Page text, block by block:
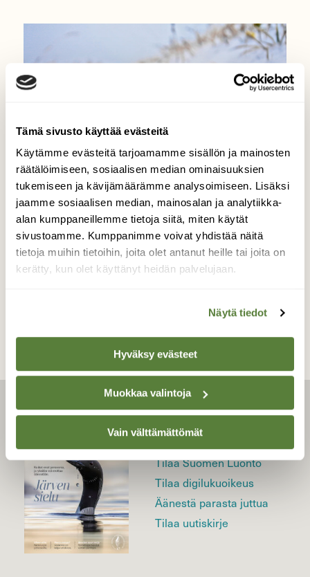
Tämä sivusto käyttää evästeitä
Käytämme evästeitä tarjoamamme sisällön ja mainosten
räätälöimiseen, sosiaalisen median ominaisuuksien
tukemiseen ja kävijämäärämme analysoimiseen. Lisäksi
jaamme sosiaalisen median, mainosalan ja analytiikka-
alan kumppaneillemme tietoja siitä, miten käytät
sivustoamme. Kumppanimme voivat yhdistää näitä
tietoja muihin tietoihin, joita olet antanut heille tai joita on
kerätty, kun olet käyttänyt heidän palvelujaan.
Näytä tiedot
Hyväksy evästeet
Muokkaa valintoja
Vain välttämättömät
#MUUTOS
Sulava lumen ja jään maa
LEHTI
Uusin lehti
Tilaa Suomen Luonto
Tilaa digilukuoikeus
Äänestä parasta juttua
Tilaa uutiskirje